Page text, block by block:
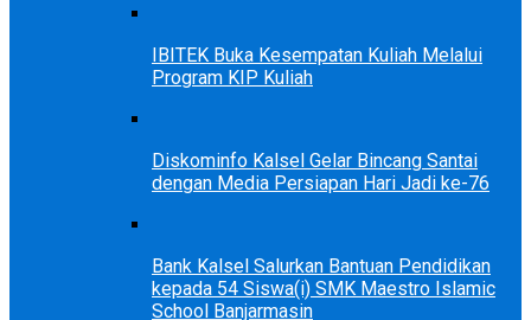
IBITEK Buka Kesempatan Kuliah Melalui
Program KIP Kuliah
Diskominfo Kalsel Gelar Bincang Santai
dengan Media Persiapan Hari Jadi ke-76
Bank Kalsel Salurkan Bantuan Pendidikan
kepada 54 Siswa(i) SMK Maestro Islamic
School Banjarmasin